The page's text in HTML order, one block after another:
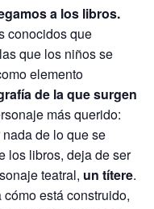
a los libros.
conocidos que
que los niños se
elemento
de la que surgen
más querido:
de lo que se
los libros, deja de ser
teatral, un títere.
está construido,